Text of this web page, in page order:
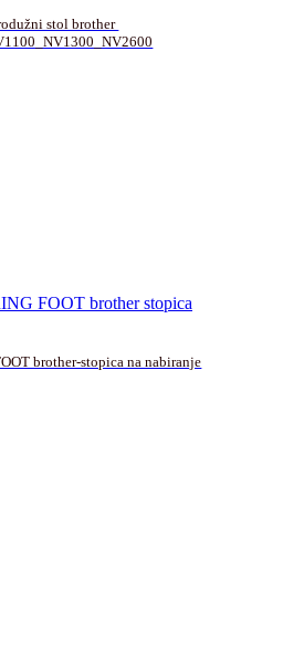
stol brother
brother-stopica na nabiranje